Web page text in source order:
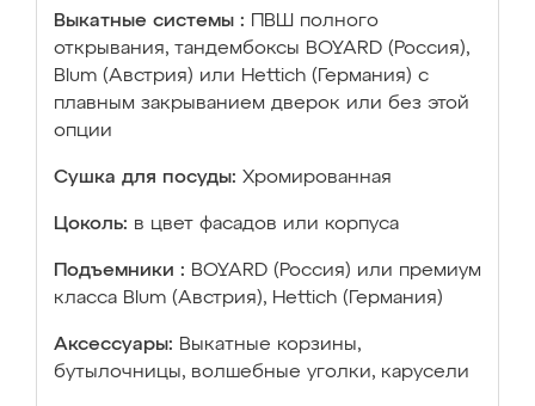
Выкатные системы :
ПВШ полного
открывания, тандембоксы BOYARD (Россия),
Blum (Австрия) или Hettich (Германия) с
плавным закрыванием дверок или без этой
опции
Сушка для посуды: Хромированная
Цоколь: в цвет фасадов или корпуса
Подъемники : BOYARD (Россия) или премиум
класса Blum (Австрия), Hettich (Германия)
Аксессуары: Выкатные корзины,
бутылочницы, волшебные уголки, карусели